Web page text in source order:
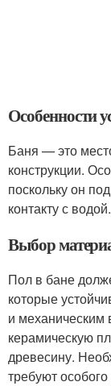
Особенности
Баня — это
конструкции.
поскольку он
контакту с водой.
Выбор
Пол в бане
которые
и механическим
керамическую
древесину.
требуют